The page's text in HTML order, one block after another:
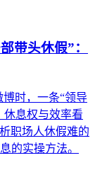
带头休假”：
博时，一条“领导
休息权与效率看
职场人休假难的
的实操方法。